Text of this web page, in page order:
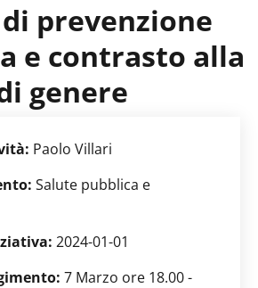
prevenzione
e contrasto alla
genere
Paolo Villari
Salute pubblica e
2024-01-01
7 Marzo ore 18.00 -